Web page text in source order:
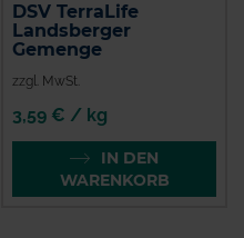
DSV TerraLife
Landsberger
Gemenge
zzgl. MwSt.
3,59 € / kg
IN DEN
WARENKORB